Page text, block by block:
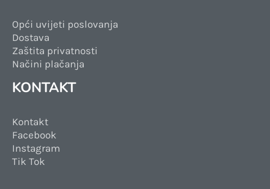
Opći uvijeti poslovanja
Dostava
Zaštita privatnosti
Načini plačanja
KONTAKT
Kontakt
Facebook
Instagram
Tik Tok